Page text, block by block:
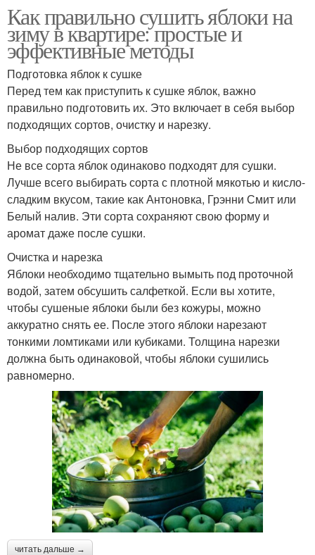
Как правильно сушить яблоки на
зиму в квартире: простые и
эффективные методы
Подготовка яблок к сушке
Перед тем как приступить к сушке яблок, важно
правильно подготовить их. Это включает в себя выбор
подходящих сортов, очистку и нарезку.
Выбор подходящих сортов
Не все сорта яблок одинаково подходят для сушки.
Лучше всего выбирать сорта с плотной мякотью и кисло-
сладким вкусом, такие как Антоновка, Грэнни Смит или
Белый налив. Эти сорта сохраняют свою форму и
аромат даже после сушки.
Очистка и нарезка
Яблоки необходимо тщательно вымыть под проточной
водой, затем обсушить салфеткой. Если вы хотите,
чтобы сушеные яблоки были без кожуры, можно
аккуратно снять ее. После этого яблоки нарезают
тонкими ломтиками или кубиками. Толщина нарезки
должна быть одинаковой, чтобы яблоки сушились
равномерно.
читать дальше →